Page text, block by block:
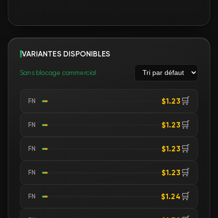
VARIANTES DISPONIBLES
Sans blocage commercial
FN $1.23 🛒
FN $1.23 🛒
FN $1.23 🛒
FN $1.23 🛒
FN $1.24 🛒